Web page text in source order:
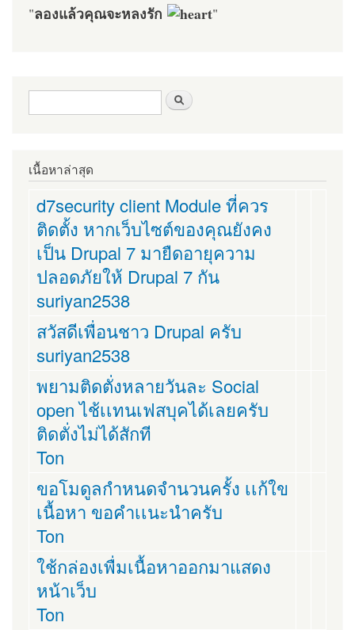
"ลองแล้วคุณจะหลงรัก "
ฟอร์มค้นหา
เนื้อหาล่าสุด
d7security client Module ที่ควร
ติดตั้ง หากเว็บไซต์ของคุณยังคง
เป็น Drupal 7 มายืดอายุความ
ปลอดภัยให้ Drupal 7 กัน
suriyan2538
สวัสดีเพื่อนชาว Drupal ครับ
suriyan2538
พยามติดตั่งหลายวันละ Social
open ไช้เเทนเฟสบุคได้เลยครับ
ติดตั่งไม่ได้สักที
Ton
ขอโมดูลกำหนดจำนวนครั้ง เเก้ใข
เนื้อหา ขอคำเเนะนำครับ
Ton
ใช้กล่องเพื่มเนื้อหาออกมาแสดง
หน้าเว็บ
Ton